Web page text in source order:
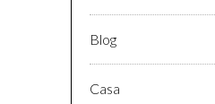
Blog
Casa